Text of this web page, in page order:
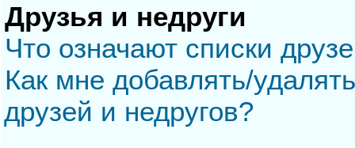
Друзья и недруги
Что означают списки
Как мне добавлять/
друзей и недругов?